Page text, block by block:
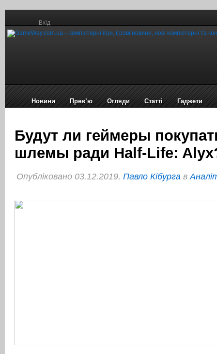
Вхід
Новини Прев’ю Огляди Статті Гаджети
Будут ли геймеры
шлемы ради Half-Life:
Опубліковано 03.12.2019, Павло Кібурга в